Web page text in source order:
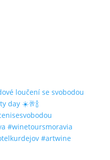
#artwine